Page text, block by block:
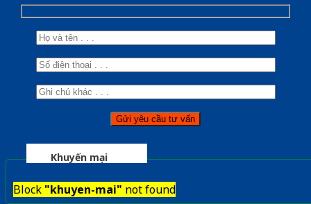
Khuyến mại
Block "khuyen-mai" not found